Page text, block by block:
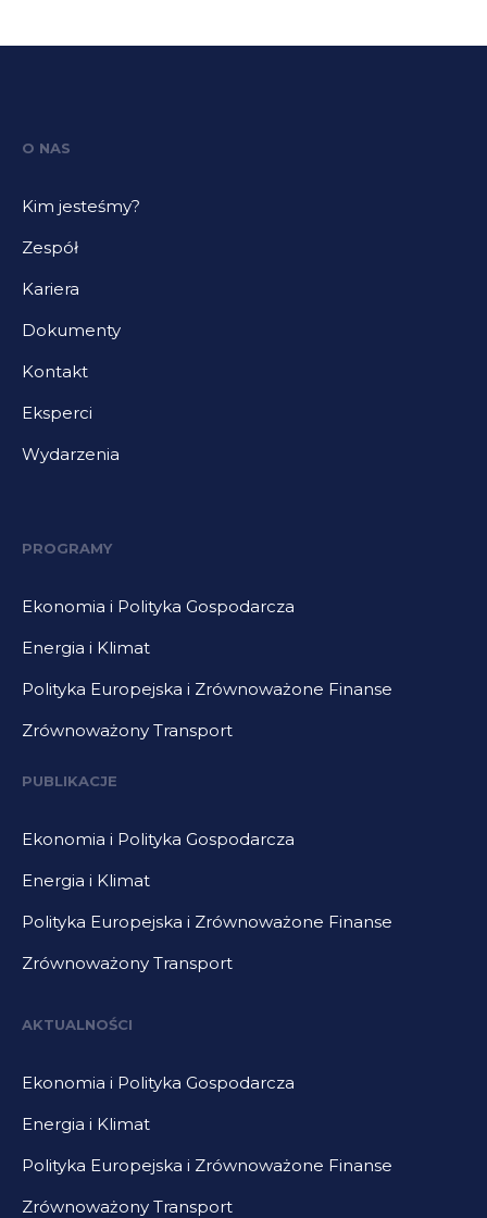
O NAS
Kim jesteśmy?
Zespół
Kariera
Dokumenty
Kontakt
Eksperci
Wydarzenia
PROGRAMY
Ekonomia i Polityka Gospodarcza
Energia i Klimat
Polityka Europejska i Zrównoważone Finanse
Zrównoważony Transport
PUBLIKACJE
Ekonomia i Polityka Gospodarcza
Energia i Klimat
Polityka Europejska i Zrównoważone Finanse
Zrównoważony Transport
AKTUALNOŚCI
Ekonomia i Polityka Gospodarcza
Energia i Klimat
Polityka Europejska i Zrównoważone Finanse
Zrównoważony Transport